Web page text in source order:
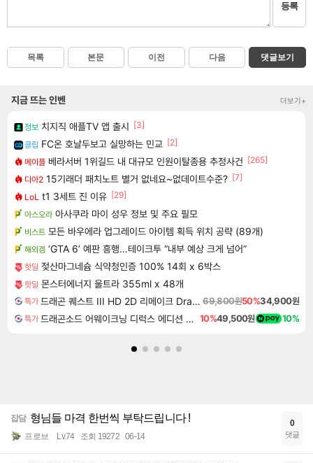
등록
목록 본문 이전 다음 댓글보기
지금 뜨는 인벤 더보기+
정보 치지직 애플TV 앱 출시 [3]
클립 FC온 호날두보고 실망하는 민교 [2]
메이플 베라서버 1위길드 내 대규모 인원이탈종용 추정사건 [265]
디아2 15기래더 패치노트 별거 없네요~없데이트수준? [7]
LoL t1 3세트 진 이유 [29]
아스오라 아사쿠라 마이 성우 정보 및 주요 필모
비스트 모든 바우에라 업그레이드 아이템 획득 위치 공략 (89개)
해외겜 ‘GTA 6’ 예판 흥행…테이크투 “내부 예상 크게 넘어”
핫딜 젖산마그네슘 식약청인증 100% 14회 x 6박스
핫딜 몬스터에너지 울트라 355ml x 48개
특가 드래곤 퀘스트 III HD 2D 리메이크 Dragon Quest III HD 2D Remake 69,800원50%34,900원
특가 드래곤소드 어웨이크닝 디럭스 에디션 DragonSword Awakening Deluxe Edition 10%49,500원 10%
잡담 형님들 마격 한번씩 부탁드립니다 !
프로브 Lv.74 조회 19272 06-14
0
댓글